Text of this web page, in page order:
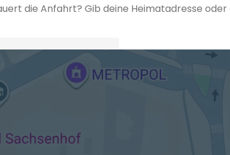
die Anfahrt? Gib deine Heimatadresse
+ Aktuellen Standort
Dienstag morgens um 8:30.